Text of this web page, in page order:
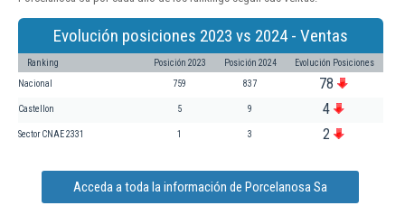
Evolución posiciones 2023 vs 2024 - Ventas
Ranking Posición 2023 Posición 2024 Evolución Posiciones
Nacional 759 837 78
Castellon 5 9 4
Sector CNAE 2331 1 3 2
Acceda a toda la información de Porcelanosa Sa